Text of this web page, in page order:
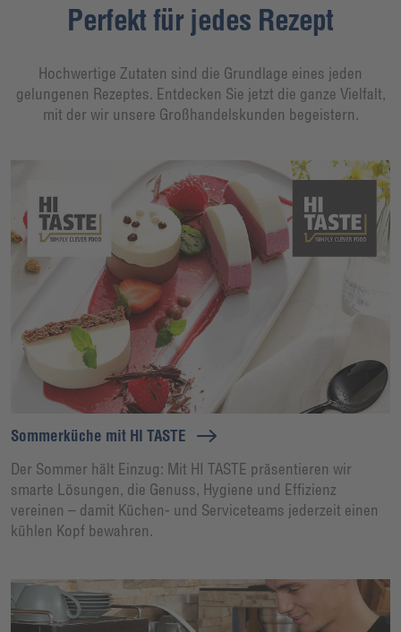
Perfekt für jedes Rezept
Hochwertige Zutaten sind die Grundlage eines jeden
gelungenen Rezeptes. Entdecken Sie jetzt die ganze Vielfalt,
mit der wir unsere Großhandelskunden begeistern.
Sommerküche mit HI TASTE
Der Sommer hält Einzug: Mit HI TASTE präsentieren wir
smarte Lösungen, die Genuss, Hygiene und Effizienz
vereinen – damit Küchen- und Serviceteams jederzeit einen
kühlen Kopf bewahren.